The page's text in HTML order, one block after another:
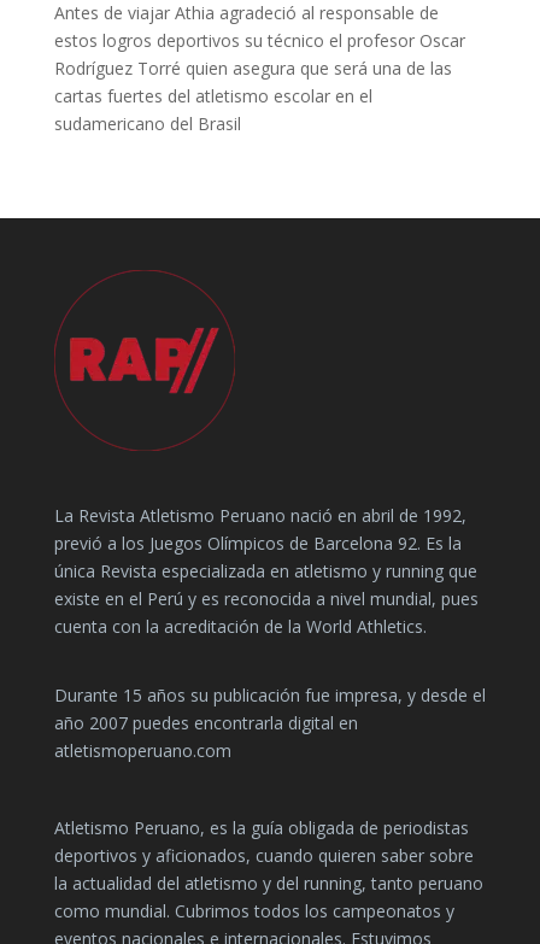
Antes de viajar Athia agradeció al responsable de
estos logros deportivos su técnico el profesor Oscar
Rodríguez Torré quien asegura que será una de las
cartas fuertes del atletismo escolar en el
sudamericano del Brasil
La Revista Atletismo Peruano nació en abril de 1992,
previó a los Juegos Olímpicos de Barcelona 92. Es la
única Revista especializada en atletismo y running que
existe en el Perú y es reconocida a nivel mundial, pues
cuenta con la acreditación de la World Athletics.
Durante 15 años su publicación fue impresa, y desde el
año 2007 puedes encontrarla digital en
atletismoperuano.com
Atletismo Peruano, es la guía obligada de periodistas
deportivos y aficionados, cuando quieren saber sobre
la actualidad del atletismo y del running, tanto peruano
como mundial. Cubrimos todos los campeonatos y
eventos nacionales e internacionales. Estuvimos